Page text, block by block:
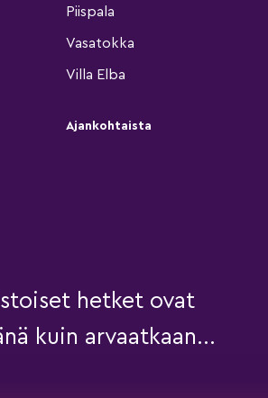
Piispala
Vasatokka
Villa Elba
Ajankohtaista
hetket ovat
kuin arvaatkaan...